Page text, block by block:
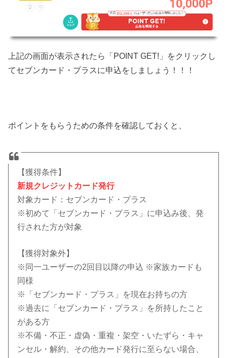
上記の画面が表示されたら「POINT GET!」をクリックし
てセブンカード・プラスに申込をしましょう！！！
ポイントをもらうための条件を確認しておくと、
【獲得条件】
新規クレジットカード発行
対象カード：セブンカード・プラス
※初めて「セブンカード・プラス」に申込み後、発
行された方が対象
【獲得対象外】
※同一ユーザーの2回目以降の申込 ※家族カードも
同様
※「セブンカード・プラス」を現在お持ちの方
※過去に「セブンカード・プラス」を所持したこと
がある方
※不備・不正・虚偽・重複・架空・いたずら・キャ
ンセル・解約、その他カード発行に至らない場合、